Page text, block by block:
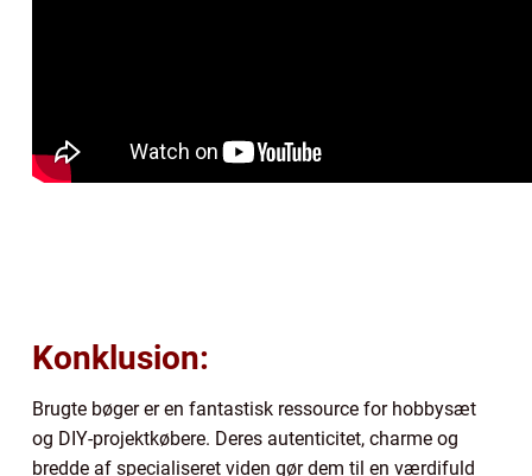
Konklusion:
Brugte bøger er en fantastisk ressource for hobbysæt
og DIY-projektkøbere. Deres autenticitet, charme og
bredde af specialiseret viden gør dem til en værdifuld